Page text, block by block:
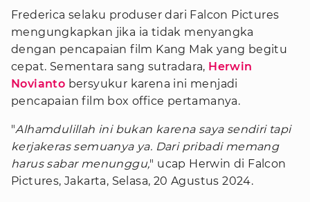
Frederica selaku produser dari Falcon Pictures
mengungkapkan jika ia tidak menyangka
dengan pencapaian film Kang Mak yang begitu
cepat. Sementara sang sutradara, Herwin
Novianto bersyukur karena ini menjadi
pencapaian film box office pertamanya.
"Alhamdulillah ini bukan karena saya sendiri tapi
kerjakeras semuanya ya. Dari pribadi memang
harus sabar menunggu," ucap Herwin di Falcon
Pictures, Jakarta, Selasa, 20 Agustus 2024.